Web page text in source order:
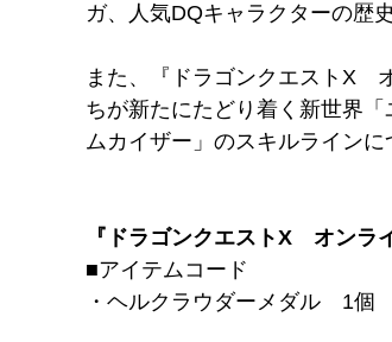
ガ、人気DQキャラクターの歴
また、『ドラゴンクエストX
ちが新たにたどり着く新世界
ムカイザー」のスキルラインに
『ドラゴンクエストX オンラ
■アイテムコード
・ヘルクラウダーメダル 1個